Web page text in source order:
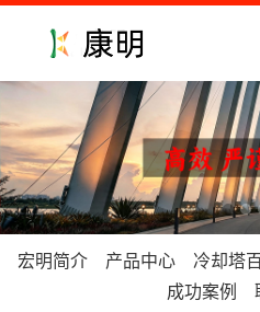
宏明简介 产品中心 冷却塔
成功案例